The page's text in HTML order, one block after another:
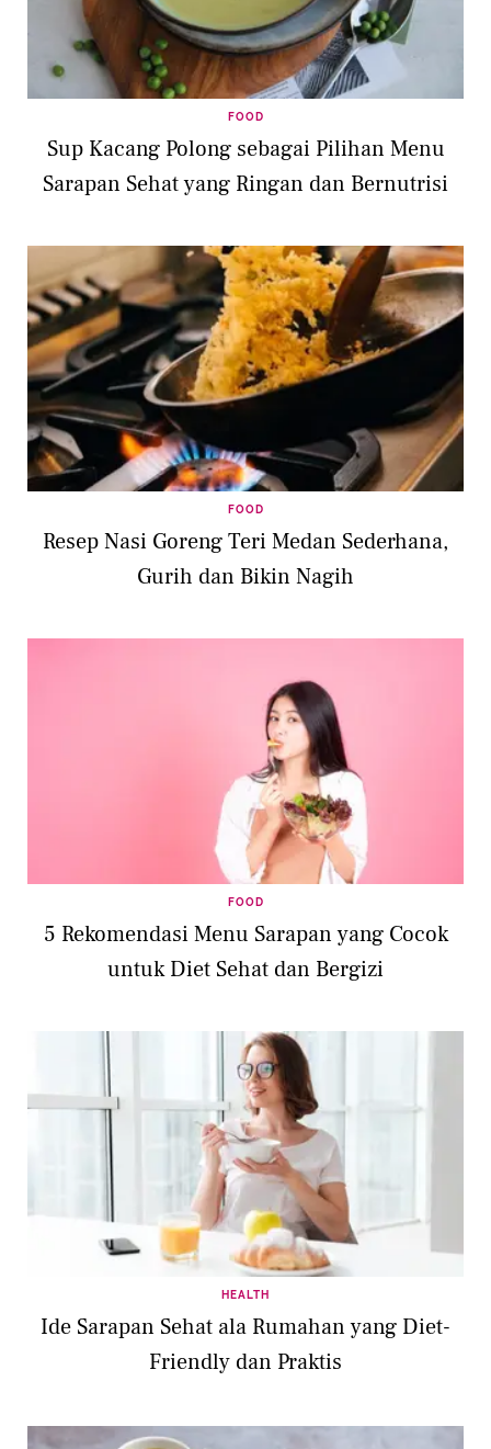
FOOD
Sup Kacang Polong sebagai Pilihan Menu
Sarapan Sehat yang Ringan dan Bernutrisi
FOOD
Resep Nasi Goreng Teri Medan Sederhana,
Gurih dan Bikin Nagih
FOOD
5 Rekomendasi Menu Sarapan yang Cocok
untuk Diet Sehat dan Bergizi
HEALTH
Ide Sarapan Sehat ala Rumahan yang Diet-
Friendly dan Praktis